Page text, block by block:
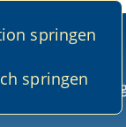
springen
springen